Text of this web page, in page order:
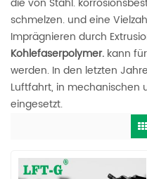
schmelzen. und eine
Imprägnieren durch
Kohlefaserpolymer. kann
werden. In den letzten
Luftfahrt, in mechanischen
eingesetzt.